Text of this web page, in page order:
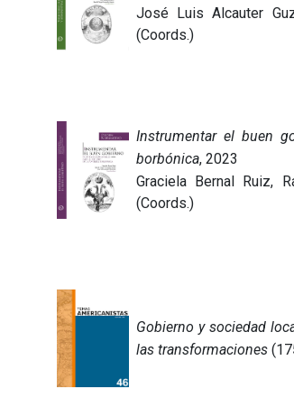
José Luis Alcauter
(Coords.)
Instrumentar el buen
borbónica, 2023
Graciela Bernal Ruiz,
(Coords.)
Gobierno y sociedad
las transformaciones